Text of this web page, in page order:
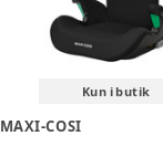
Kun i butik
MAXI-COSI